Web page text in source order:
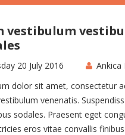
vestibulum
20 July 2016
Ankica
dolor sit amet, consectetur
venenatis.
sodales. Praesent eget
eros vitae convallis